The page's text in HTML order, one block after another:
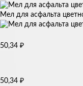
Мел для асфальта
50,34 ₽
50,34 ₽